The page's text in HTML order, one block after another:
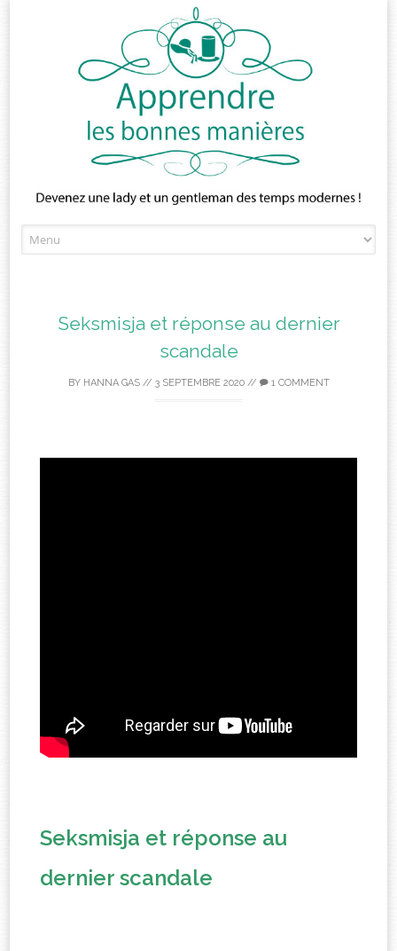
to
Seksmisja et réponse au dernier
scandale
BY HANNA GAS// 3 SEPTEMBRE 2020// 1 COMMENT
Seksmisja et réponse au
dernier scandale